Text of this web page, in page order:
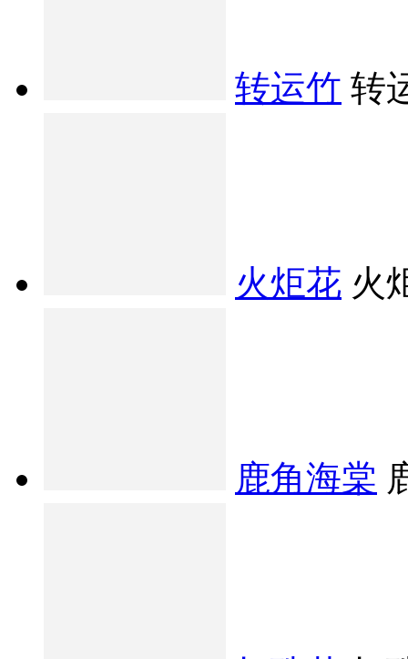
转运竹 转
火炬花 火
鹿角海棠